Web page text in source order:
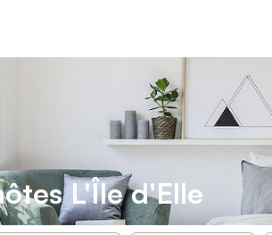
L'Île d'Elle